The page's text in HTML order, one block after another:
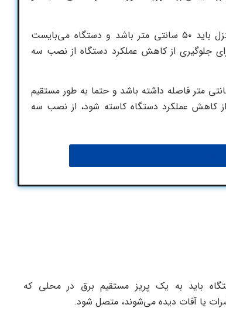
فاصله مناسب دستگاه با لوازم و اثاثیه منزل باید ۵۰ سانتی متر باشد و دستگاه می‌بایست
جلوگیری از کاهش عملکرد دستگاه از نصب سه
دستگاه باید حداقل با لوازم خانه 50 سانتی متر فاصله داشته باشد و حتما به طور مستقیم
از کاهش عملکرد دستگاه کاسته شود، از نصب سه
باید به یک پریز مستقیم برق در محلی که
یا آفات دیده می‌شوند، متصل شود.